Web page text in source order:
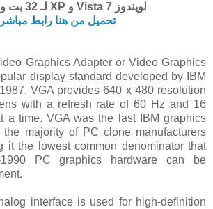
لويندوز 7 Vista و XP لـ 32 بت و 64 بت
تحميل من هنا رابط مباشر
Graphics Adapter or Video Graphics
display standard developed by IBM
VGA provides 640 x 480 resolution
with a refresh rate of 60 Hz and 16
a time. VGA was the last IBM graphics
majority of PC clone manufacturers
it the lowest common denominator that
PC graphics hardware can be
interface is used for high-definition